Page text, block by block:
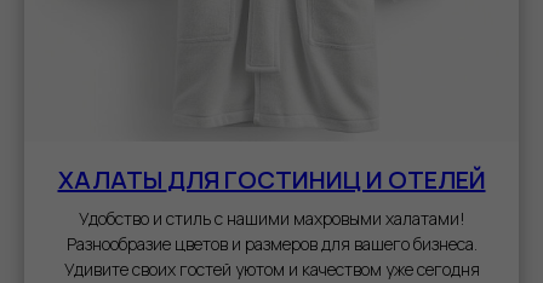
ХАЛАТЫ ДЛЯ ГОСТИНИЦ И ОТЕЛЕЙ
Удобство и стиль с нашими махровыми халатами!
Разнообразие цветов и размеров для вашего бизнеса.
Удивите своих гостей уютом и качеством уже сегодня